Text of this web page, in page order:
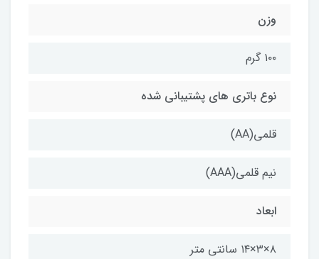
وزن
۱۰۰ گرم
نوع باتری های پشتیبانی شده
قلمی(AA)
نیم قلمی(AAA)
ابعاد
۸×۳×۱۴ سانتی متر